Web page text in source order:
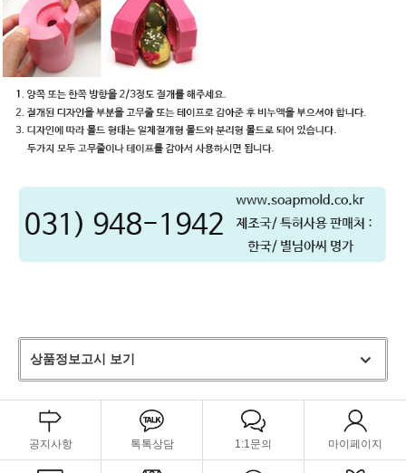
상품정보고시 보기
공지사항 톡톡상담 1:1문의 마이페이지